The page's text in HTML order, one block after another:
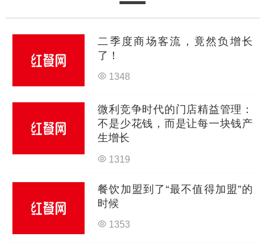
二季度商场客流，竟然负增长
了！
1348
微利竞争时代的门店精益管理：
不是少花钱，而是让每一块钱产
生增长
1319
餐饮加盟到了“最不值得加盟”的
时候
1353